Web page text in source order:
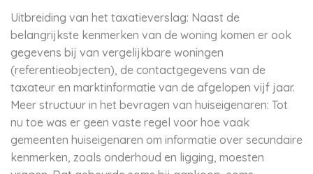
Uitbreiding van het taxatieverslag: Naast de
belangrijkste kenmerken van de woning komen er ook
gegevens bij van vergelijkbare woningen
(referentieobjecten), de contactgegevens van de
taxateur en marktinformatie van de afgelopen vijf jaar.
Meer structuur in het bevragen van huiseigenaren: Tot
nu toe was er geen vaste regel voor hoe vaak
gemeenten huiseigenaren om informatie over secundaire
kenmerken, zoals onderhoud en ligging, moesten